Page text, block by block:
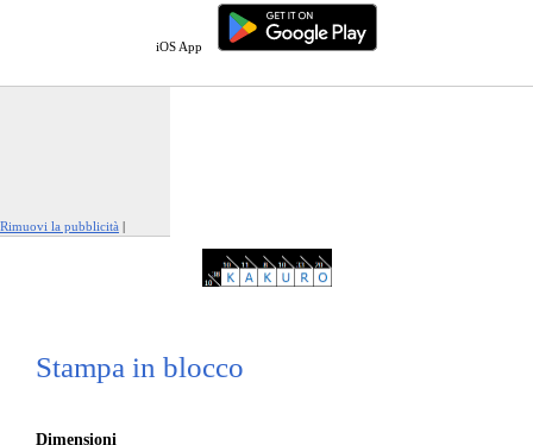
iOS App
Rimuovi la pubblicità |
Stampa in blocco
Dimensioni